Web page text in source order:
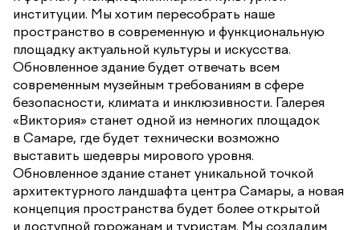
институции. Мы хотим пересобрать наше
пространство в современную и функциональную
площадку актуальной культуры и искусства.
Обновленное здание будет отвечать всем
современным музейным требованиям в сфере
безопасности, климата и инклюзивности. Галерея
«Виктория» станет одной из немногих площадок
в Самаре, где будет технически возможно
выставить шедевры мирового уровня.
Обновленное здание станет уникальной точкой
архитектурного ландшафта центра Самары, а новая
концепция пространства будет более открытой
и доступной горожанам и туристам. Мы создадим